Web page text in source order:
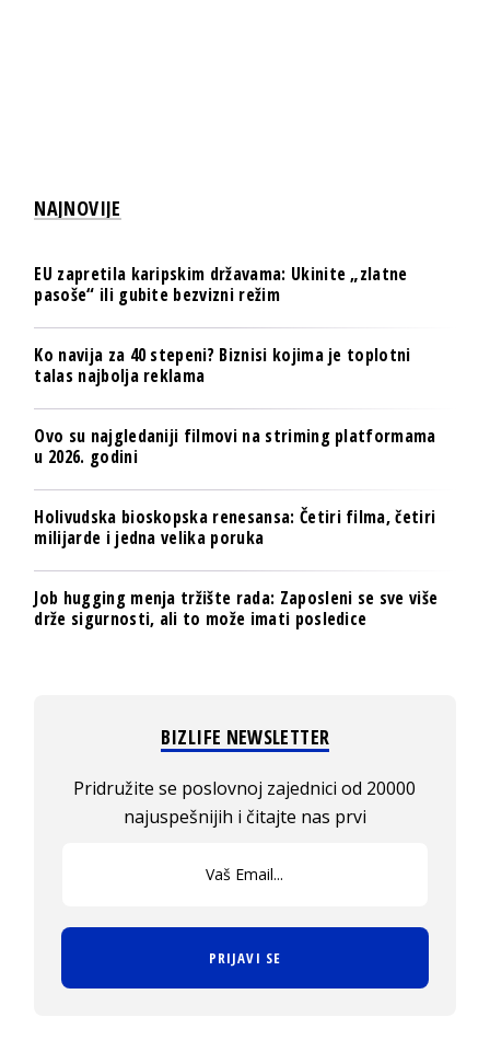
NAJNOVIJE
EU zapretila karipskim državama: Ukinite „zlatne
pasoše“ ili gubite bezvizni režim
Ko navija za 40 stepeni? Biznisi kojima je toplotni
talas najbolja reklama
Ovo su najgledaniji filmovi na striming platformama
u 2026. godini
Holivudska bioskopska renesansa: Četiri filma, četiri
milijarde i jedna velika poruka
Job hugging menja tržište rada: Zaposleni se sve više
drže sigurnosti, ali to može imati posledice
BIZLIFE NEWSLETTER
Pridružite se poslovnoj zajednici od 20000
najuspešnijih i čitajte nas prvi
PRIJAVI SE